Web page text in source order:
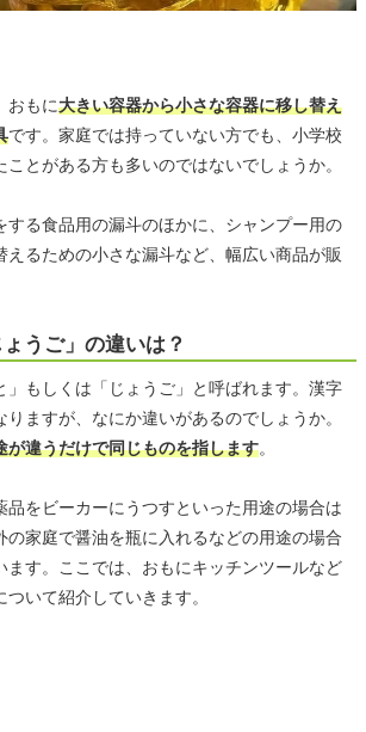
おもに大きい容器から小さな容器に移し替え
です。家庭では持っていない方でも、小学校
とがある方も多いのではないでしょうか。
する食品用の漏斗のほかに、シャンプー用の
えるための小さな漏斗など、幅広い商品が販
ょうご」の違いは？
」もしくは「じょうご」と呼ばれます。漢字
ますが、なにか違いがあるのでしょうか。
が違うだけで同じものを指します。
品をビーカーにうつすといった用途の場合は
の家庭で醤油を瓶に入れるなどの用途の場合
ます。ここでは、おもにキッチンツールなど
いて紹介していきます。